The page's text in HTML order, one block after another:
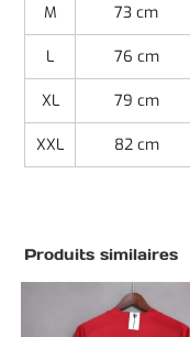
M 73 cm
L 76 cm
XL 79 cm
XXL 82 cm
Produits similaires